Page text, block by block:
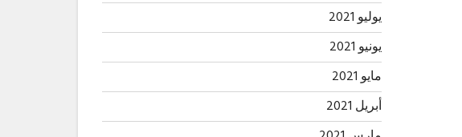
يوليو 2021
يونيو 2021
مايو 2021
أبريل 2021